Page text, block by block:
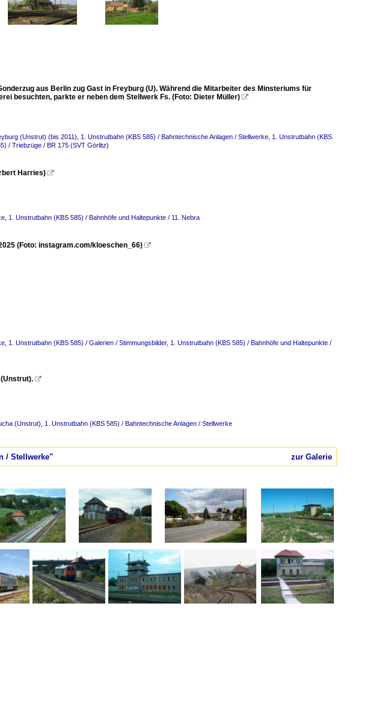
aus Berlin zug Gast in Freyburg (U). Während die Mitarbeiter des Minsteriums für
besuchten, parkte er neben dem Stellwerk Fs. (Foto: Dieter Müller) 
(Unstrut) (bis 2011) 1. Unstrutbahn (KBS 585) / Bahntechnische Anlagen / Stellwerke 1. Unstrutbahn (KBS
/ Triebzüge / BR 175 (SVT Görlitz)
Harries) 
1. Unstrutbahn (KBS 585) / Bahnhöfe und Haltepunkte / 11. Nebra
(Foto: instagram.com/kloeschen_66) 
1. Unstrutbahn (KBS 585) / Galerien / Stimmungsbilder, 1. Unstrutbahn (KBS 585) / Bahnhöfe und Haltepunkte /

(Unstrut) 1. Unstrutbahn (KBS 585) / Bahntechnische Anlagen / Stellwerke
zur Galerie
/ Stellwerke"